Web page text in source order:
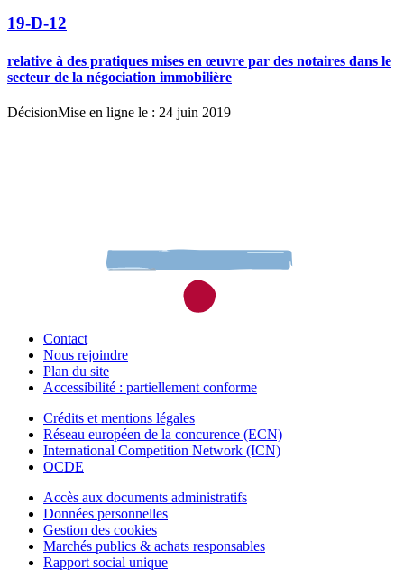
19-D-12
relative à des pratiques mises en œuvre par des notaires dans le
secteur de la négociation immobilière
DécisionMise en ligne le : 24 juin 2019
Contact
Nous rejoindre
Plan du site
Accessibilité : partiellement conforme
Crédits et mentions légales
Réseau européen de la concurence (ECN)
International Competition Network (ICN)
OCDE
Accès aux documents administratifs
Données personnelles
Gestion des cookies
Marchés publics & achats responsables
Rapport social unique